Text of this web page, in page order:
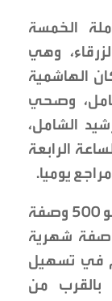
الخمسة
وهي
الهاشمية
وصحي
الشامل،
الرابعة
وأشار إلى أن هذه المراكز صرفت نحو 500 وصفة
يوميا، من بينها نحو 180 وصفة شهرية
في تسهيل
بالقرب من